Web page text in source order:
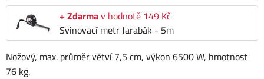
+ Zdarmav hodnotě 149 Kč
Svinovací metr Jarabák - 5m
Nožový, max. průměr větví 7,5 cm, výkon 6500 W, hmotnost
76 kg.